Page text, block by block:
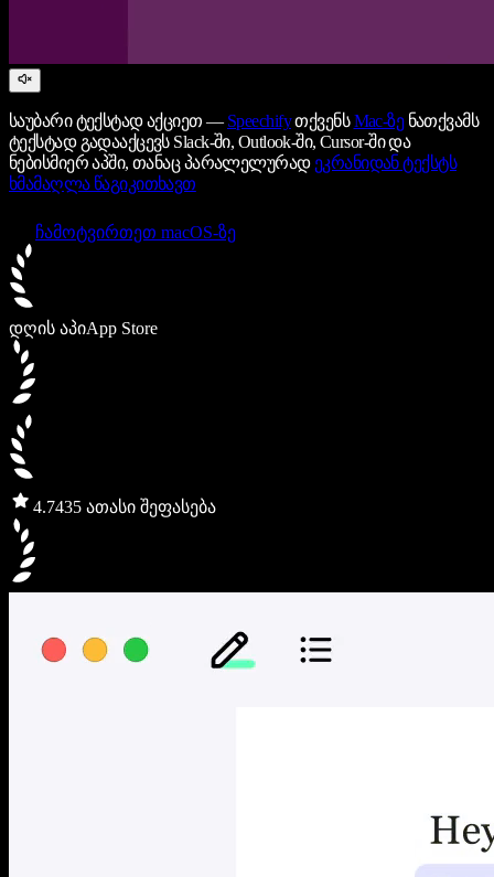
საუბარი ტექსტად აქციეთ — SpeechifyთქვენსMac-ზენათქვამს
ტექსტად გადააქცევს Slack-ში, Outlook-ში, Cursor-ში და
ნებისმიერ აპში, თანაც პარალელურად ეკრანიდან ტექსტს
ხმამაღლა წაგიკითხავთ
ჩამოტვირთეთ macOS-ზე
დღის აპიApp Store
4.7435 ათასი შეფასება